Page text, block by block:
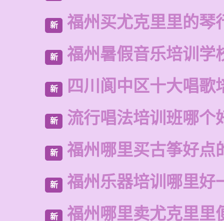
新 福州买尤克里里的琴
新 福州暑假音乐培训学
新 四川阆中区十大唱歌
新 流行唱法培训班哪个
新 福州哪里买古筝好点
新 福州乐器培训哪里好
新 福州哪里卖尤克里里